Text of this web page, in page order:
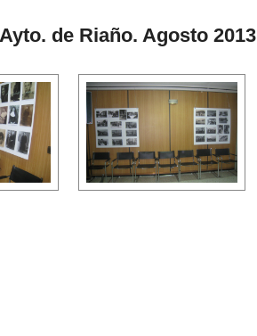
de Riaño. Agosto 2013